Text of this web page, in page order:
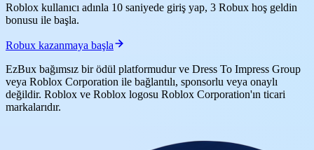
Roblox kullanıcı adınla 10 saniyede giriş yap, 3 Robux hoş geldin
bonusu ile başla.
Robux kazanmaya başla
EzBux bağımsız bir ödül platformudur ve Dress To Impress Group
veya Roblox Corporation ile bağlantılı, sponsorlu veya onaylı
değildir. Roblox ve Roblox logosu Roblox Corporation'ın ticari
markalarıdır.